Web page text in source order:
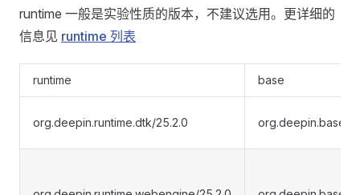
runtime 一般是实验性质的版本，不建议选用。更详细的
信息见 runtime 列表
runtime base
org.deepin.runtime.dtk/25.2.0 org.deepin.base/